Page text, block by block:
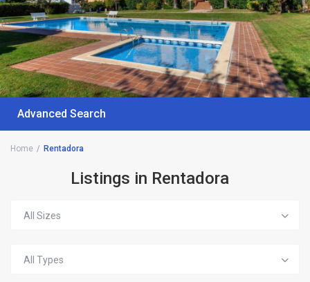
Advanced Search
Home Rentadora
Listings in Rentadora
All Sizes
All Types